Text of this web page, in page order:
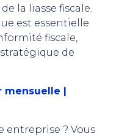
la liasse fiscale.
est essentielle
fiscale,
de
mensuelle |
entreprise ? Vous